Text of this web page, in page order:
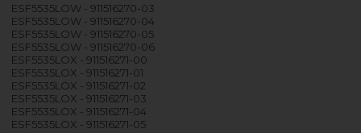
ESF5535LOW - 911516270-03
ESF5535LOW - 911516270-04
ESF5535LOW - 911516270-05
ESF5535LOW - 911516270-06
ESF5535LOX - 911516271-00
ESF5535LOX - 911516271-01
ESF5535LOX - 911516271-02
ESF5535LOX - 911516271-03
ESF5535LOX - 911516271-04
ESF5535LOX - 911516271-05